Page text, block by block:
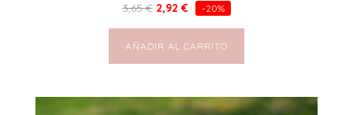
3,65€ 2,92 € -20%
AÑADIR AL CARRITO